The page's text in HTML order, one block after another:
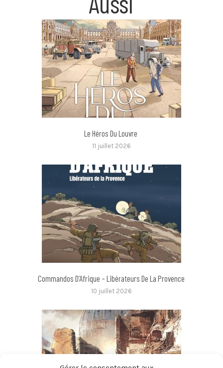
Le Héros Du Louvre
11 juillet 2026
Commandos D’Afrique – Libérateurs De La Provence
10 juillet 2026